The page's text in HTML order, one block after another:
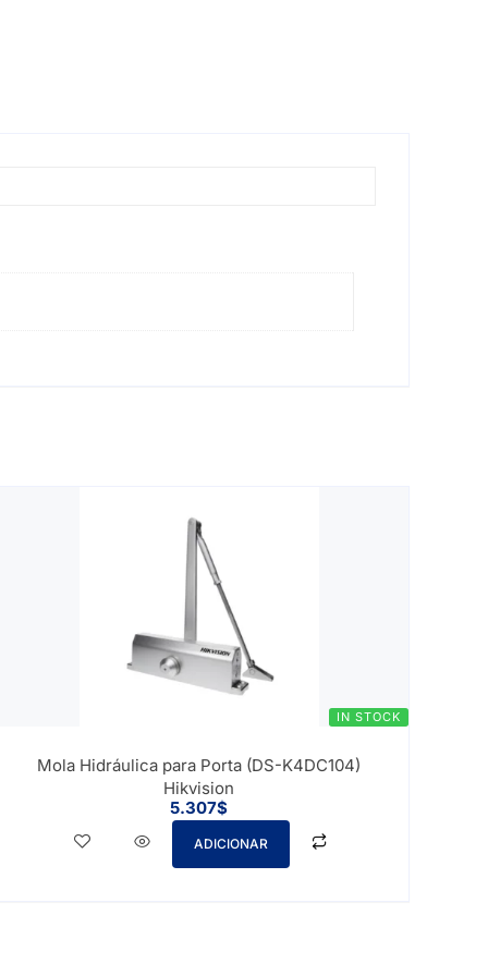
IN STOCK
Mola Hidráulica para Porta (DS-K4DC104)
Hikvision
5.307$
ADICIONAR